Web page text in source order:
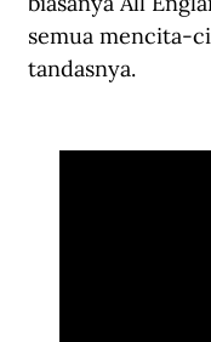
semua mencita-
tandasnya.